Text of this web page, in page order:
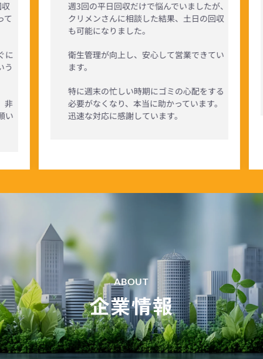
に
週3回の平日回収だけで悩んでいましたが、
クリメンさんに相談した結果、土日の回収
も可能になりました。
衛生管理が向上し、安心して営業できてい
ます。
特に週末の忙しい時期にゴミの心配をする
必要がなくなり、本当に助かっています。
迅速な対応に感謝しています。
ABOUT
企業情報